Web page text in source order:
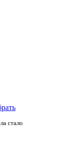
стало